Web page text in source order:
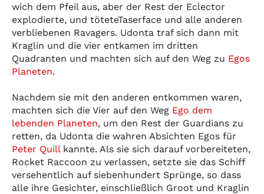
wich dem Pfeil aus, aber der Rest der Eclector
explodierte, und töteteTaserface und alle anderen
verbliebenen Ravagers. Udonta traf sich dann mit
Kraglin und die vier entkamen im dritten
Quadranten und machten sich auf den Weg zu Egos
Planeten.
Nachdem sie mit den anderen entkommen waren,
machten sich die Vier auf den Weg Ego dem
lebenden Planeten, um den Rest der Guardians zu
retten, da Udonta die wahren Absichten Egos für
Peter Quill kannte. Als sie sich darauf vorbereiteten,
Rocket Raccoon zu verlassen, setzte sie das Schiff
versehentlich auf siebenhundert Sprünge, so dass
alle ihre Gesichter, einschließlich Groot und Kraglin